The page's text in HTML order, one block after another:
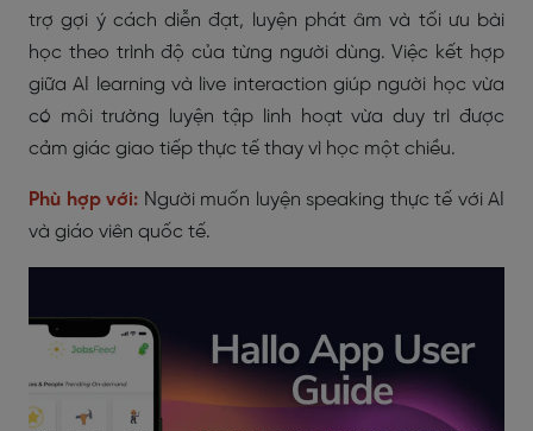
trợ gợi ý cách diễn đạt, luyện phát âm và tối ưu bài
học theo trình độ của từng người dùng. Việc kết hợp
giữa AI learning và live interaction giúp người học vừa
có môi trường luyện tập linh hoạt vừa duy trì được
cảm giác giao tiếp thực tế thay vì học một chiều.
Phù hợp với: Người muốn luyện speaking thực tế với AI
và giáo viên quốc tế.